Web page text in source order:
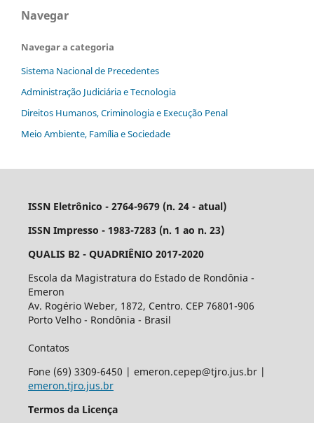
Navegar
Navegar a categoria
Sistema Nacional de Precedentes
Administração Judiciária e Tecnologia
Direitos Humanos, Criminologia e Execução Penal
Meio Ambiente, Família e Sociedade
ISSN Eletrônico - 2764-9679 (n. 24 - atual)
ISSN Impresso - 1983-7283 (n. 1 ao n. 23)
QUALIS B2 - QUADRIÊNIO 2017-2020
Escola da Magistratura do Estado de Rondônia -
Emeron
Av. Rogério Weber, 1872, Centro. CEP 76801-906
Porto Velho - Rondônia - Brasil
Contatos
Fone (69) 3309-6450 | emeron.cepep@tjro.jus.br |
emeron.tjro.jus.br
Termos da Licença